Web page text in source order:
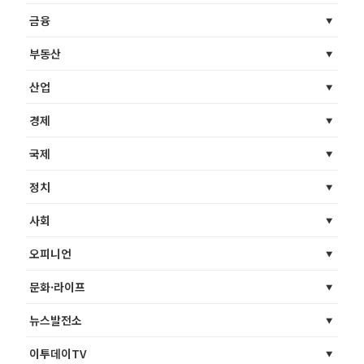
금융
부동산
산업
경제
국제
정치
사회
오피니언
문화·라이프
뉴스발전소
이투데이TV